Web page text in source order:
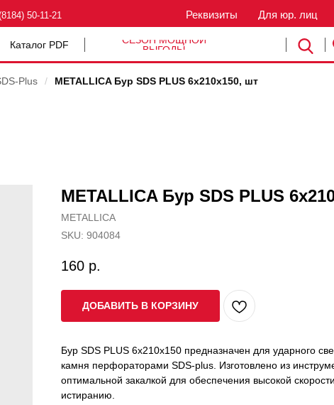
50-11-21 Для юр. лиц
Реквизиты
Каталог PDF
СЕЗОН МОЩНОЙ
ВЫГОДЫ
Plus / METALLICA Бур SDS PLUS 6х210х150, шт
METALLICA Бур SDS PLUS
METALLICA
SKU: 904084
160 р.
ДОБАВИТЬ В КОРЗИНУ
Бур SDS PLUS 6х210х150 предназначен для ударного
камня перфораторами SDS-plus. Изготовлено из
оптимальной закалкой для обеспечения высокой
истиранию.